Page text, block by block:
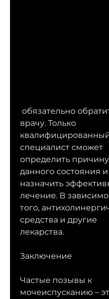
врачу. Только
специалист сможет
определить причину
данного состояния и
назначить
лечение. В
того,
средства и другие
лекарства.
Заключение
Частые позывы к
мочеиспусканию –